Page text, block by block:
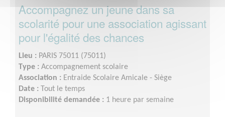
Accompagnez un jeune dans sa
scolarité pour une association agissant
pour l'égalité des chances
Lieu : PARIS 75011 (75011)
Type : Accompagnement scolaire
Association : Entraide Scolaire Amicale - Siège
Date :
Tout le temps
Disponibilité demandée : 1 heure par semaine